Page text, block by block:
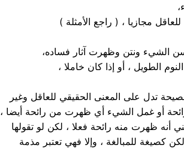
مجازيا ، ( راجع الأمثلة )
الشيء ونتن وظهرت آثار فساده،
الطويل ، أو إذا كان خاملا ،
تدل على المعنى الحقيقي للعاقل وغير
أو غمل الشيء أي ظهرت من رائحة أيضا ،
ظهرت منه رائحة فعلا ، لكن لو تقولها
كصيغة للمبالغة ، وإلا فهي تعتبر مذمة